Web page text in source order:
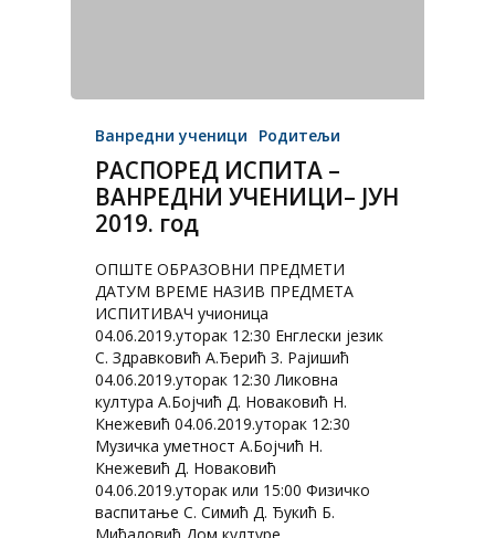
Ванредни ученици Родитељи
РАСПОРЕД ИСПИТА –
ВАНРЕДНИ УЧЕНИЦИ– ЈУН
2019. год
ОПШТЕ ОБРАЗОВНИ ПРЕДМЕТИ
ДАТУМ ВРЕМЕ НАЗИВ ПРЕДМЕТА
ИСПИТИВАЧ учионица
04.06.2019.уторак 12:30 Енглески језик
С. Здравковић А.Ђерић З. Рајишић
04.06.2019.уторак 12:30 Ликовна
култура А.Бојчић Д. Новаковић Н.
Кнежевић 04.06.2019.уторак 12:30
Музичка уметност А.Бојчић Н.
Кнежевић Д. Новаковић
04.06.2019.уторак или 15:00 Физичко
васпитање С. Симић Д. Ђукић Б.
Мићаловић Дом културе